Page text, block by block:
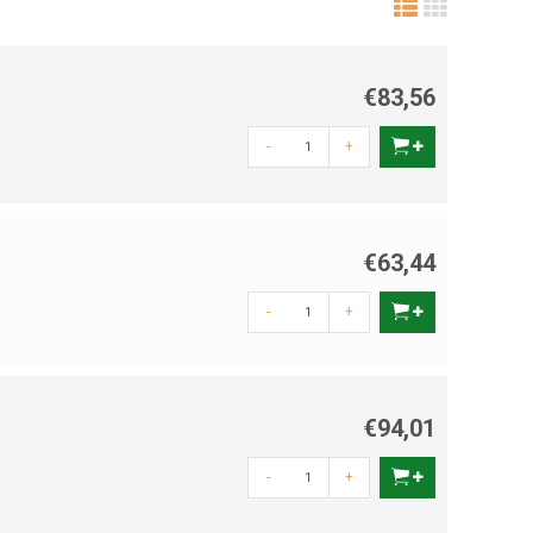
€83,56
- +
€63,44
- +
€94,01
- +